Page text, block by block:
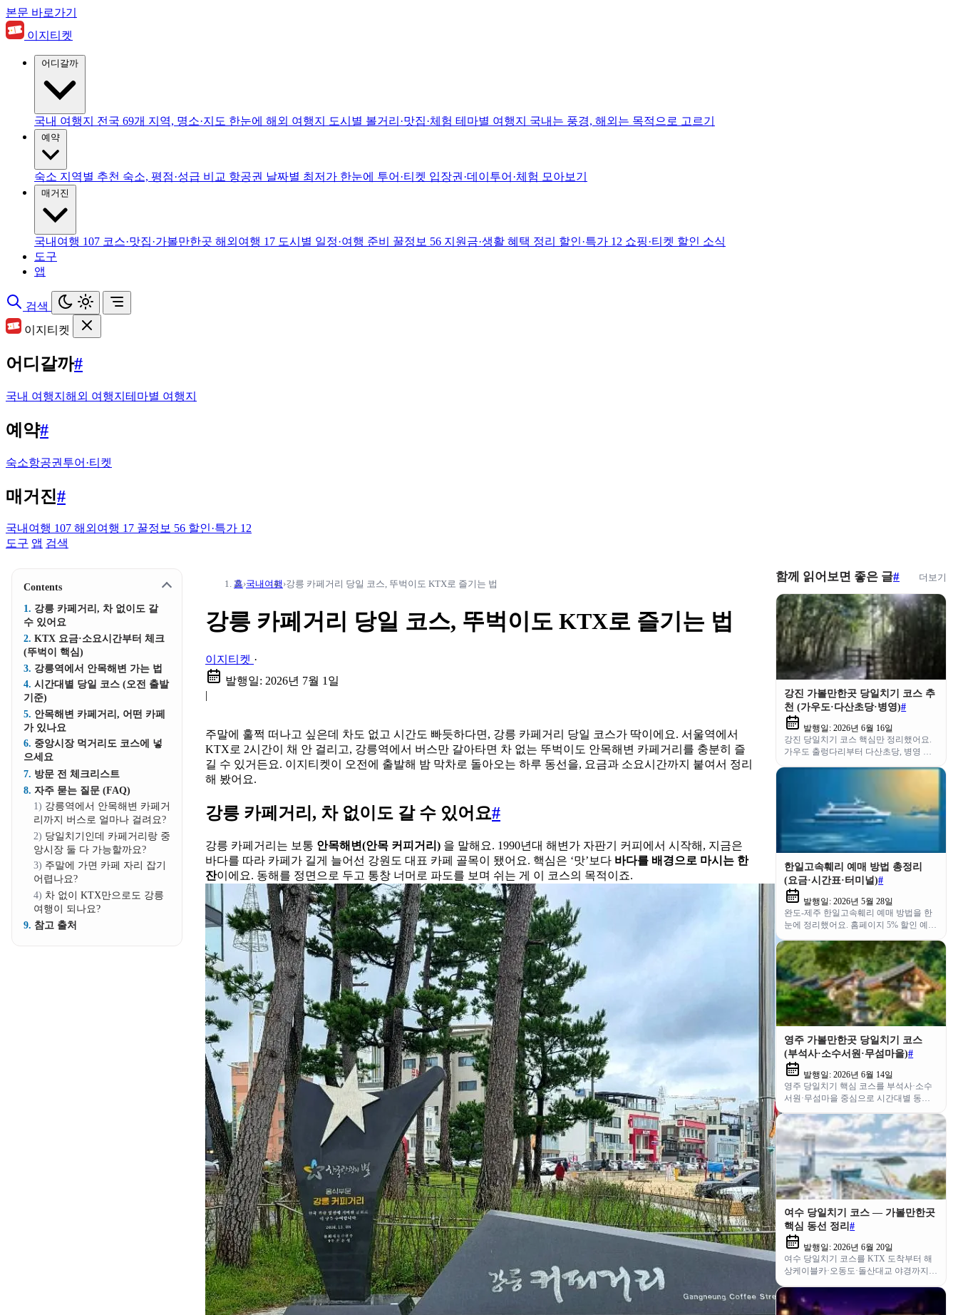
본문 바로가기
이지티켓
국내 여행지 전국 69개 지역, 명소·지도 한눈에 해외 여행지 도시별 볼거리·맛집·체험 테마별 여행지 국내는 풍경, 해외는 목적으로 고르기
숙소 지역별 추천 숙소, 평점·성급 비교 항공권 날짜별 최저가 한눈에 투어·티켓 입장권·데이투어·체험 모아보기
국내여행 107 코스·맛집·가볼만한곳 해외여행 17 도시별 일정·여행 준비 꿀정보 56 지원금·생활 혜택 정리 할인·특가 12 쇼핑·티켓 할인 소식
도구
앱
검색
이지티켓
어디갈까#
국내 여행지 해외 여행지 테마별 여행지
예약#
숙소항공권 투어·티켓
매거진#
국내여행 107 해외여행 17 꿀정보 56 할인·특가 12
도구 앱 검색
홈›국내여행›강릉 카페거리 당일 코스, 뚜벅이도 KTX로 즐기는 법
강릉 카페거리 당일 코스, 뚜벅이도 KTX로 즐기는 법
이지티켓 ·
발행일: 2026년 7월 1일
|
Contents
강릉 카페거리, 차 없이도 갈
수 있어요
KTX 요금·소요시간부터 체크
(뚜벅이 핵심)
강릉역에서 안목해변 가는 법
시간대별 당일 코스 (오전 출발
기준)
안목해변 카페거리, 어떤 카페
가 있나요
중앙시장 먹거리도 코스에 넣
으세요
방문 전 체크리스트
자주 묻는 질문 (FAQ)
강릉역에서 안목해변 카페거
리까지 버스로 얼마나 걸려요?
당일치기인데 카페거리랑 중
앙시장 둘 다 가능할까요?
주말에 가면 카페 자리 잡기
어렵나요?
차 없이 KTX만으로도 강릉
여행이 되나요?
참고 출처
주말에 훌쩍 떠나고 싶은데 차도 없고 시간도 빠듯하다면, 강릉 카페거리 당일 코스가 딱이에요. 서울역에서
KTX로 2시간이 채 안 걸리고, 강릉역에서 버스만 갈아타면 차 없는 뚜벅이도 안목해변 카페거리를 충분히 즐
길 수 있거든요. 이지티켓이 오전에 출발해 밤 막차로 돌아오는 하루 동선을, 요금과 소요시간까지 붙여서 정리
해 봤어요.
강릉 카페거리, 차 없이도 갈 수 있어요#
강릉 카페거리는 보통 안목해변(안목 커피거리) 을 말해요. 1990년대 해변가 자판기 커피에서 시작해, 지금은
바다를 따라 카페가 길게 늘어선 강원도 대표 카페 골목이 됐어요. 핵심은 ‘맛’보다 바다를 배경으로 마시는 한
잔이에요. 동해를 정면으로 두고 통창 너머로 파도를 보며 쉬는 게 이 코스의 목적이죠.
함께 읽어보면 좋은 글# 더보기
강진 가볼만한곳 당일치기 코스 추
천 (가우도·다산초당·병영)#
발행일:2026년 6월 16일
강진 당일치기 코스 핵심만 정리했어요.
가우도 출렁다리부터 다산초당, 병영 연
한일고속훼리 예매 방법 총정리
(요금·시간표·터미널)#
발행일:2026년 5월 28일
완도-제주 한일고속훼리 예매 방법을 한
눈에 정리했어요. 홈페이지 5% 할인 예매
준비물 체크리스트까지 알려드릴게요.
영주 가볼만한곳 당일치기 코스
(부석사·소수서원·무섬마을)#
발행일:2026년 6월 14일
영주 당일치기 핵심 코스를 부석사·소수
서원·무섬마을 중심으로 시간대별 동선·
여수 당일치기 코스 — 가볼만한곳
핵심 동선 정리#
발행일:2026년 6월 20일
여수 당일치기 코스를 KTX 도착부터 해
상케이블카·오동도·돌산대교 야경까지